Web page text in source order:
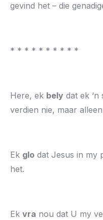
gevind het – die
* * * * * * * * * *
Here, ek bely dat ek ‘n
verdien nie, maar
Ek glo dat Jesus in my
het.
Ek vra nou dat U my